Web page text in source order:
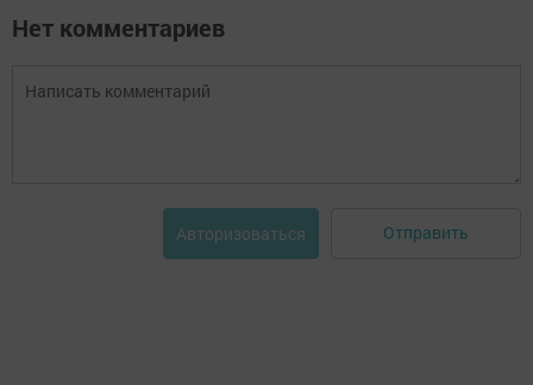
Нет комментариев
Авторизоваться Отправить